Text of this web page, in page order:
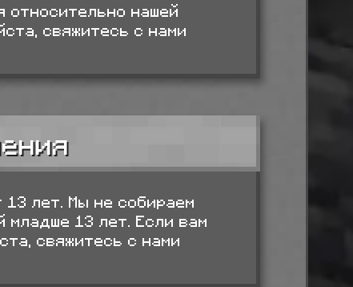
относительно нашей
свяжитесь с нами
лет. Мы не собираем
13 лет. Если вам
свяжитесь с нами